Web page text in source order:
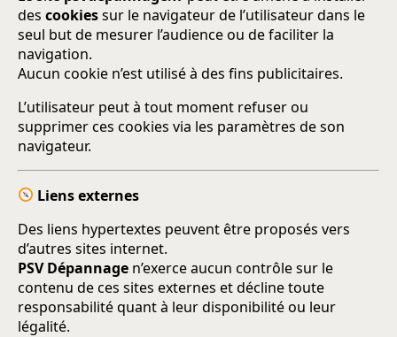
des cookiessur le navigateur de l’utilisateur dans le
seul but de mesurer l’audience ou de faciliter la
navigation.
Aucun cookie n’est utilisé à des fins publicitaires.
L’utilisateur peut à tout moment refuser ou
supprimer ces cookies via les paramètres de son
navigateur.
Liens externes
Des liens hypertextes peuvent être proposés vers
d’autres sites internet.
PSV Dépannage n’exerce aucun contrôle sur le
contenu de ces sites externes et décline toute
responsabilité quant à leur disponibilité ou leur
légalité.